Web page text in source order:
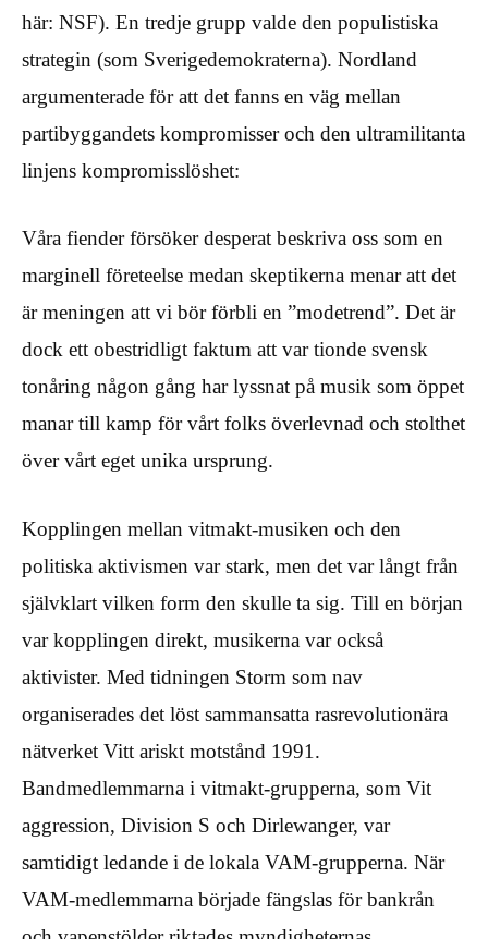
här: NSF). En tredje grupp valde den populistiska
strategin (som Sverigedemokraterna). Nordland
argumenterade för att det fanns en väg mellan
partibyggandets kompromisser och den ultramilitanta
linjens kompromisslöshet:
Våra fiender försöker desperat beskriva oss som en
marginell företeelse medan skeptikerna menar att det
är meningen att vi bör förbli en ”modetrend”. Det är
dock ett obestridligt faktum att var tionde svensk
tonåring någon gång har lyssnat på musik som öppet
manar till kamp för vårt folks överlevnad och stolthet
över vårt eget unika ursprung.
Kopplingen mellan vitmakt-musiken och den
politiska aktivismen var stark, men det var långt från
självklart vilken form den skulle ta sig. Till en början
var kopplingen direkt, musikerna var också
aktivister. Med tidningen Storm som nav
organiserades det löst sammansatta rasrevolutionära
nätverket Vitt ariskt motstånd 1991.
Bandmedlemmarna i vitmakt-grupperna, som Vit
aggression, Division S och Dirlewanger, var
samtidigt ledande i de lokala VAM-grupperna. När
VAM-medlemmarna började fängslas för bankrån